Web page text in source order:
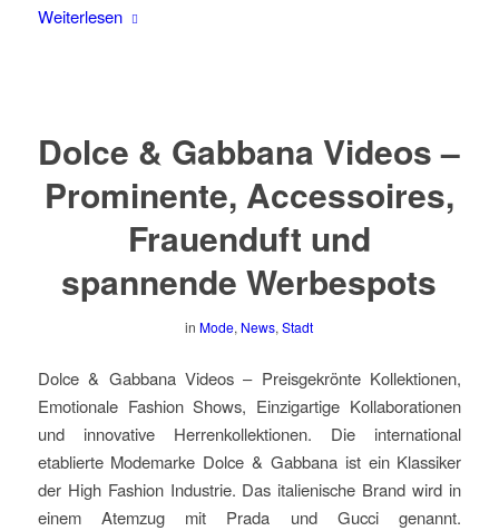
Weiterlesen
Dolce & Gabbana Videos –
Prominente, Accessoires,
Frauenduft und
spannende Werbespots
in Mode, News,Stadt
Dolce & Gabbana Videos – Preisgekrönte Kollektionen,
Emotionale Fashion Shows, Einzigartige Kollaborationen
und innovative Herrenkollektionen. Die international
etablierte Modemarke Dolce & Gabbana ist ein Klassiker
der High Fashion Industrie. Das italienische Brand wird in
einem Atemzug mit Prada und Gucci genannt.